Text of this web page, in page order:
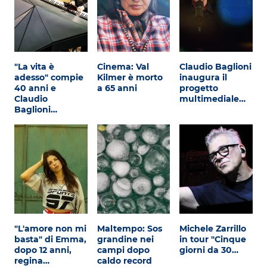
"La vita è
adesso" compie
40 anni e
Claudio
Baglioni…
Cinema: Val
Kilmer è morto
a 65 anni
Claudio Baglioni
inaugura il
progetto
multimediale…
"L'amore non mi
basta" di Emma,
dopo 12 anni,
regina…
Maltempo: Sos
grandine nei
campi dopo
caldo record
Michele Zarrillo
in tour "Cinque
giorni da 30…